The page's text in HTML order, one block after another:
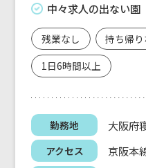
中々求人の出ない園
残業なし 持ち帰り
1日6時間以上
勤務地 大阪府
アクセス 京阪